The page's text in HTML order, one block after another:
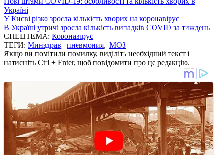
Україні
У Києві різко зросла кількість хворих на коронавірус
В Україні утричі зросла кількість випадків COVID за тиждень
СПЕЦТЕМА: Коронавірус
ТЕГИ: Минздрав, пневмония, МОЗ
Якщо ви помітили помилку, виділіть необхідний текст і
натисніть Ctrl + Enter, щоб повідомити про це редакцію.